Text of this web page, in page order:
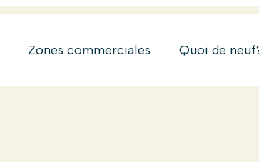
Zones commerciales Quoi de